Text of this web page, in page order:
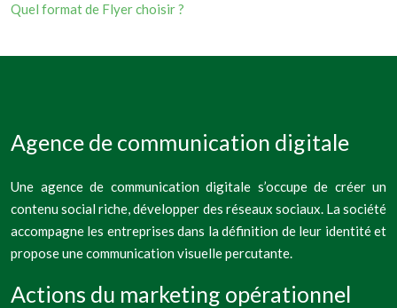
Quel format de Flyer choisir ?
Agence de communication digitale
Une agence de communication digitale s’occupe de créer un
contenu social riche, développer des réseaux sociaux. La société
accompagne les entreprises dans la définition de leur identité et
propose une communication visuelle percutante.
Actions du marketing opérationnel